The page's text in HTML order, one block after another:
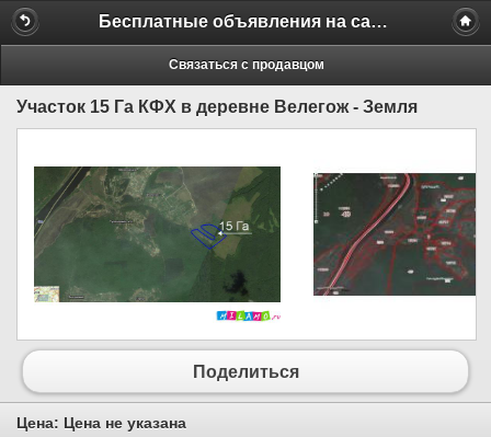
Бесплатные объявления на сайте MILAMO.ru
Связаться с продавцом
Участок 15 Га КФХ в деревне Велегож - Земля
Поделиться
Цена: Цена не указана